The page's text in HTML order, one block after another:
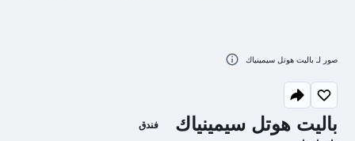
باليت هوتل سيمينياك فندق
صور لـ باليت هوتل سيمينياك